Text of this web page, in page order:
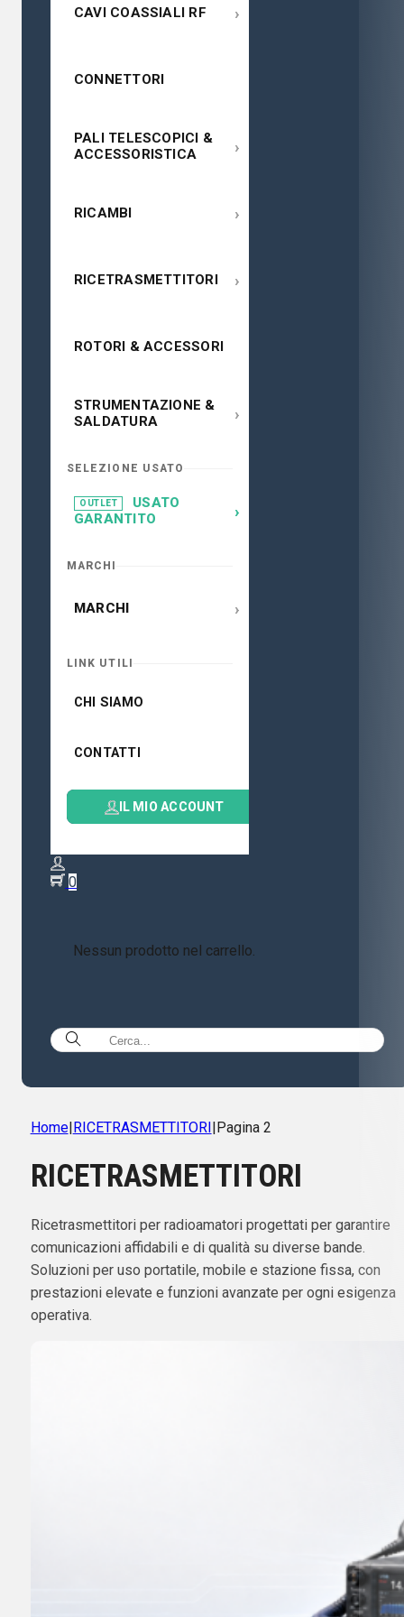
CAVI COASSIALI RF ›
CONNETTORI
PALI TELESCOPICI &
ACCESSORISTICA
›
RICAMBI ›
RICETRASMETTITORI ›
ROTORI & ACCESSORI
STRUMENTAZIONE &
SALDATURA
›
SELEZIONE USATO
OUTLET
USATO
GARANTITO
›
MARCHI
MARCHI ›
LINK UTILI
CHI SIAMO
CONTATTI
IL MIO ACCOUNT
0
Nessun prodotto nel carrello.
Home| RICETRASMETTITORI Pagina 2
RICETRASMETTITORI
Ricetrasmettitori per radioamatori progettati per garantire
comunicazioni affidabili e di qualità su diverse bande.
Soluzioni per uso portatile, mobile e stazione fissa, con
prestazioni elevate e funzioni avanzate per ogni esigenza
operativa.